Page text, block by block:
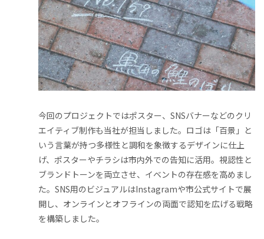
今回のプロジェクトではポスター、SNSバナーなどのクリ
エイティブ制作も当社が担当しました。ロゴは「百景」と
いう言葉が持つ多様性と調和を象徴するデザインに仕上
げ、ポスターやチラシは市内外での告知に活用。視認性と
ブランドトーンを両立させ、イベントの存在感を高めまし
た。SNS用のビジュアルはInstagramや市公式サイトで展
開し、オンラインとオフラインの両面で認知を広げる戦略
を構築しました。